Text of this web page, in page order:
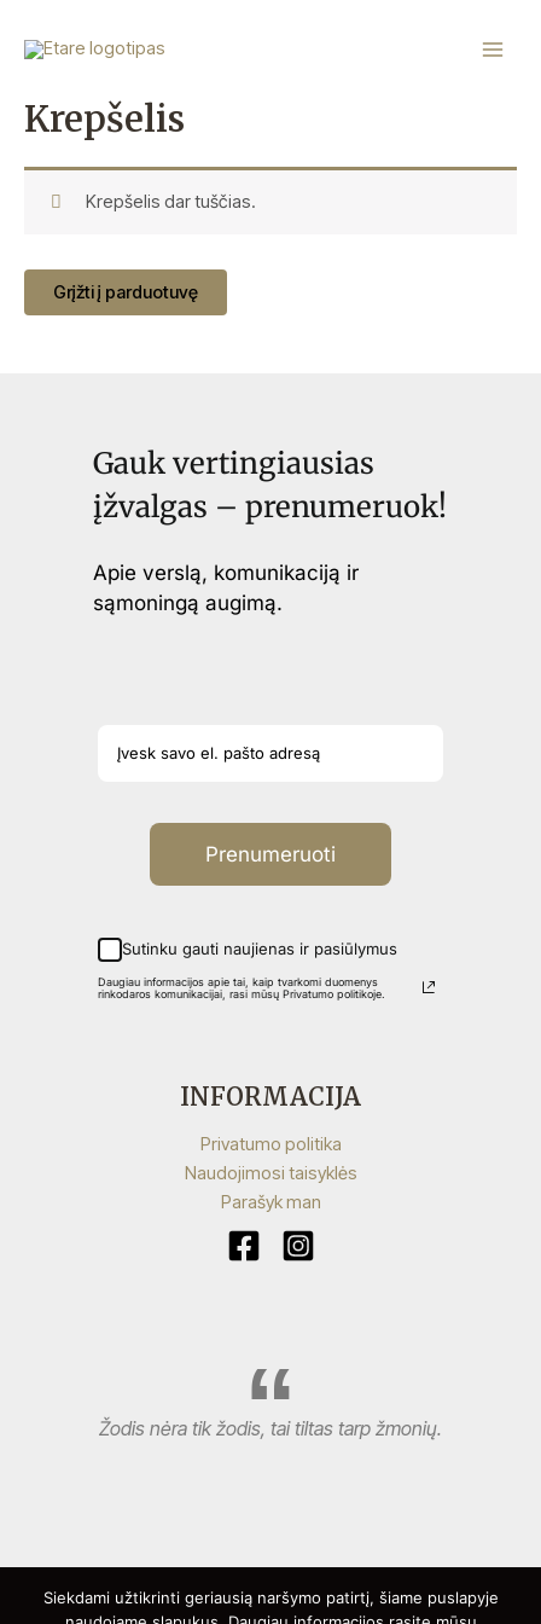
prie
Menu
Krepšelis
Krepšelis dar tuščias.
Grįžti į parduotuvę
Gauk vertingiausias
įžvalgas – prenumeruok!
Apie verslą, komunikaciją ir
sąmoningą augimą.
Prenumeruoti
Sutinku gauti naujienas ir pasiūlymus
Daugiau informacijos apie tai, kaip tvarkomi duomenys
rinkodaros komunikacijai, rasi mūsų Privatumo politikoje.
INFORMACIJA
Privatumo politika
Naudojimosi taisyklės
Parašyk man
Žodis nėra tik žodis, tai tiltas tarp žmonių.
Siekdami užtikrinti geriausią naršymo patirtį, šiame puslapyje